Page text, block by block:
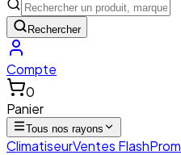
Rechercher
Compte
0
Panier
Tous nos rayons
ClimatiseurVentes Flash